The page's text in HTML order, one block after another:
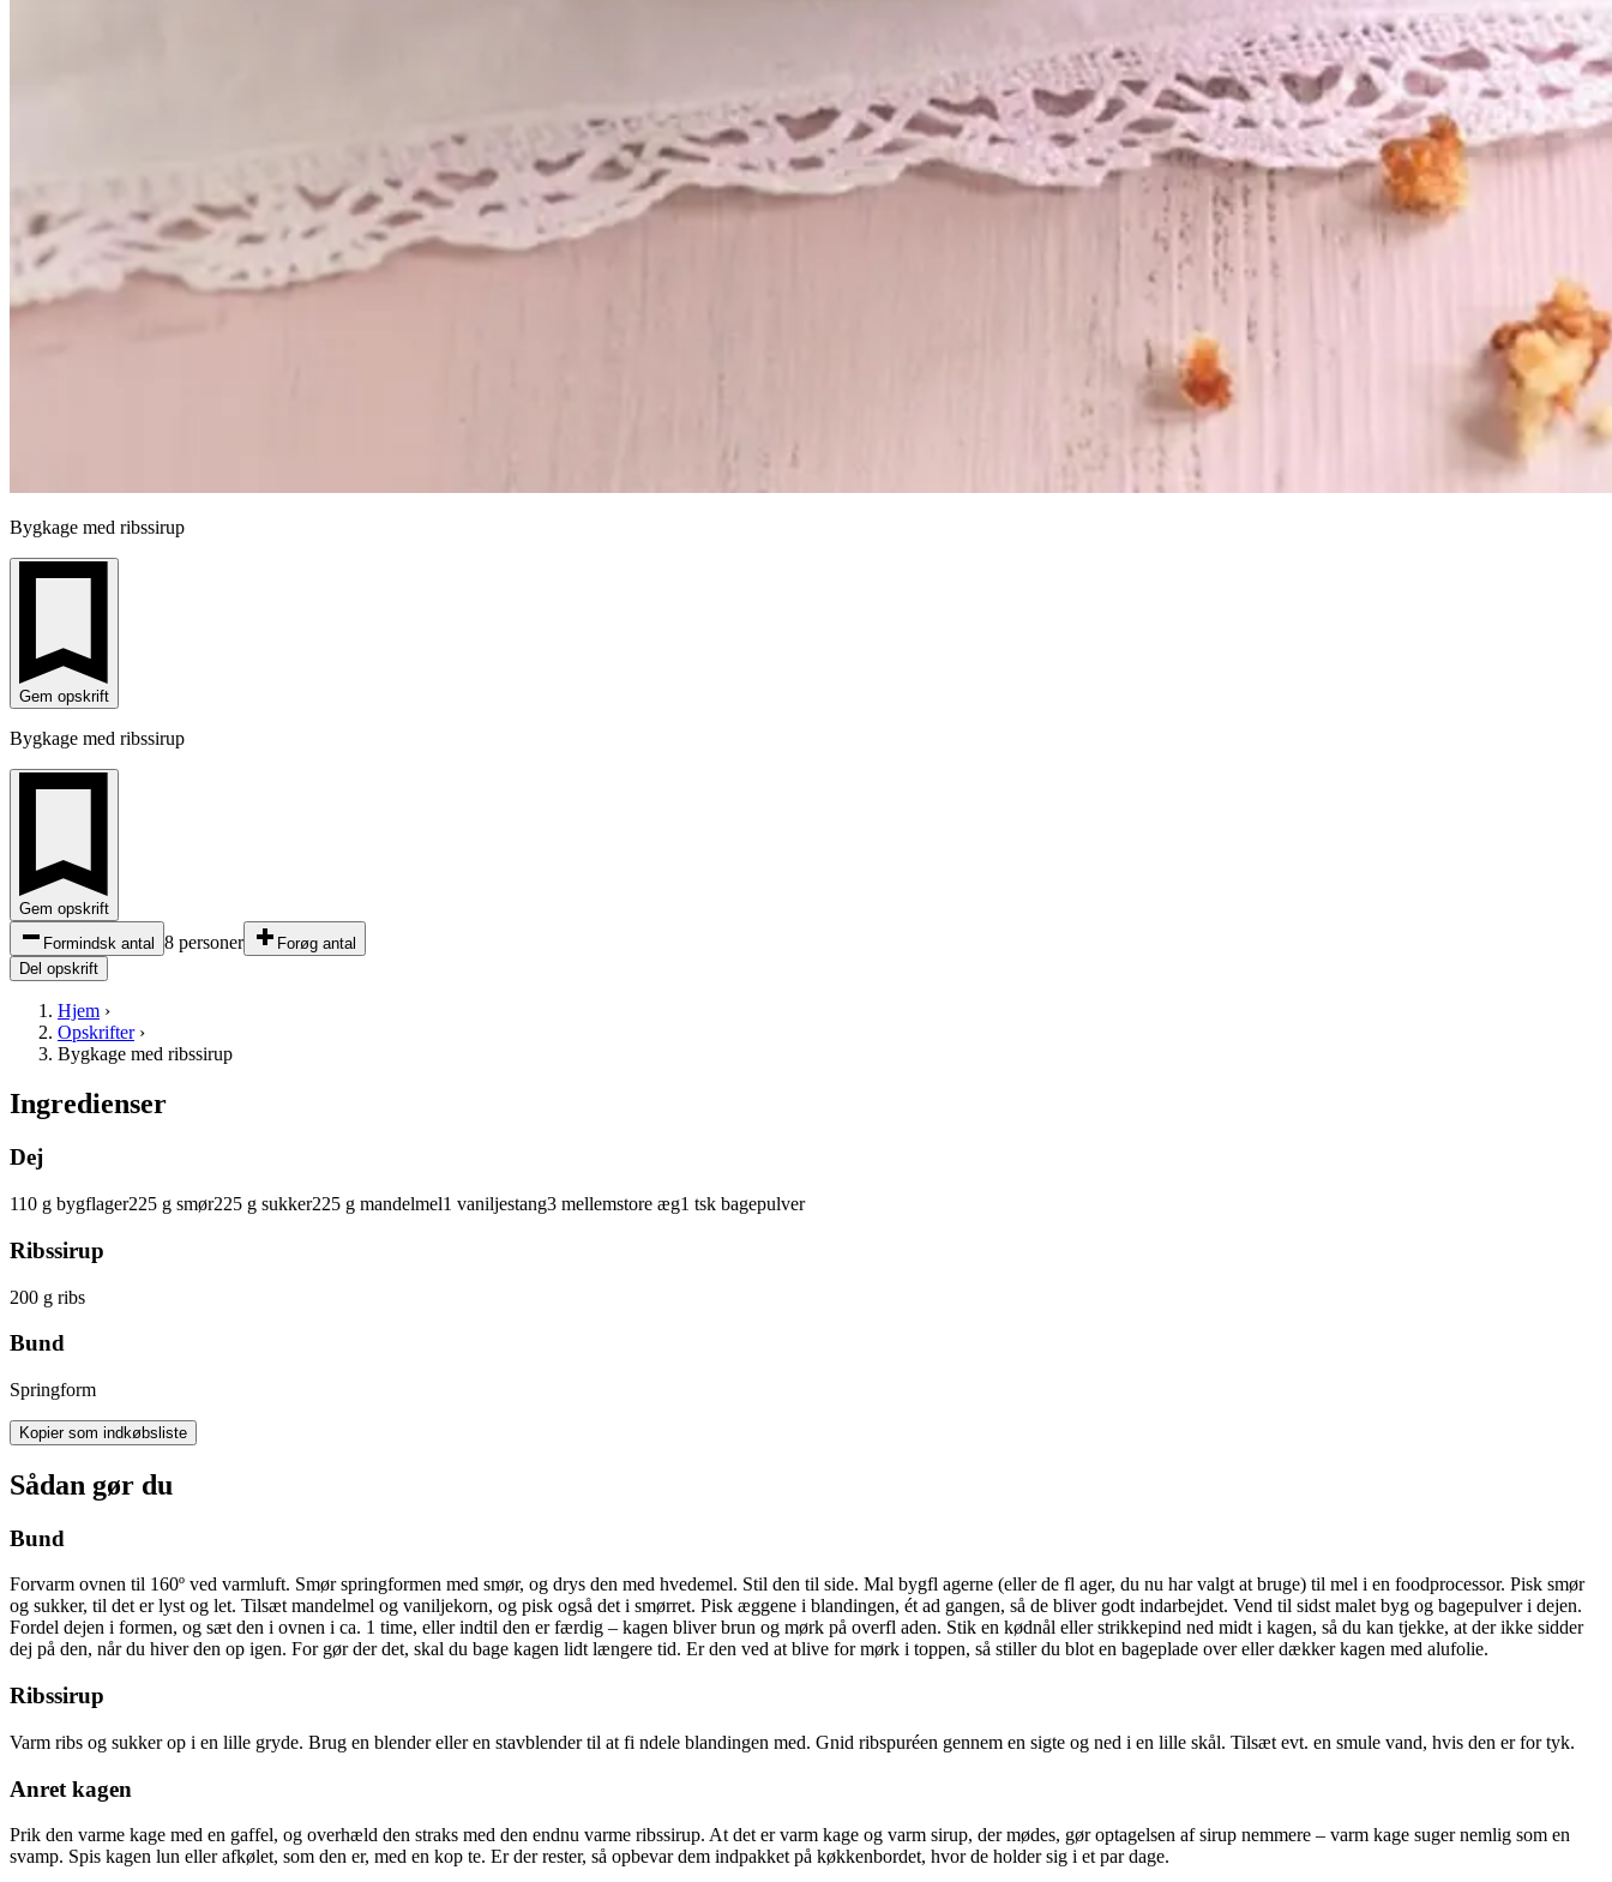
Bygkage med ribssirup
Gem opskrift
Bygkage med ribssirup
Gem opskrift
Formindsk antal 8 personer
Forøg antal
Del opskrift
Hjem ›
Opskrifter›
Bygkage med ribssirup
Ingredienser
Dej
110 g bygflager225 g smør225 g sukker225 g mandelmel1 vaniljestang3 mellemstore æg1 tsk bagepulver
Ribssirup
200 g ribs
Bund
Springform
Kopier som indkøbsliste
Sådan gør du
Bund
Forvarm ovnen til 160º ved varmluft. Smør springformen med smør, og drys den med hvedemel. Stil den til side. Mal bygfl agerne (eller de fl ager, du nu har valgt at bruge) til mel i en foodprocessor. Pisk smør
og sukker, til det er lyst og let. Tilsæt mandelmel og vaniljekorn, og pisk også det i smørret. Pisk æggene i blandingen, ét ad gangen, så de bliver godt indarbejdet. Vend til sidst malet byg og bagepulver i dejen.
Fordel dejen i formen, og sæt den i ovnen i ca. 1 time, eller indtil den er færdig – kagen bliver brun og mørk på overfl aden. Stik en kødnål eller strikkepind ned midt i kagen, så du kan tjekke, at der ikke sidder
dej på den, når du hiver den op igen. For gør der det, skal du bage kagen lidt længere tid. Er den ved at blive for mørk i toppen, så stiller du blot en bageplade over eller dækker kagen med alufolie.
Ribssirup
Varm ribs og sukker op i en lille gryde. Brug en blender eller en stavblender til at fi ndele blandingen med. Gnid ribspuréen gennem en sigte og ned i en lille skål. Tilsæt evt. en smule vand, hvis den er for tyk.
Anret kagen
Prik den varme kage med en gaffel, og overhæld den straks med den endnu varme ribssirup. At det er varm kage og varm sirup, der mødes, gør optagelsen af sirup nemmere – varm kage suger nemlig som en
svamp. Spis kagen lun eller afkølet, som den er, med en kop te. Er der rester, så opbevar dem indpakket på køkkenbordet, hvor de holder sig i et par dage.